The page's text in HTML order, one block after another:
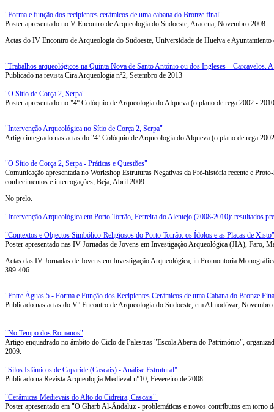
"Forma e função dos recipientes cerâmicos de uma cabana do Bronze final"
Poster apresentado no V Encontro de Arqueologia do Sudoeste, Aracena, Novembro 2008.
Actas do IV Encontro de Arqueologia do Sudoeste, Universidade de Huelva e
"Trabalhos arqueológicos na Quinta Nova de Santo António ou dos Ingleses – Carcavelos.
Publicado na revista Cira Arqueologia nº2, Setembro de 2013
"O Sítio de Corça 2, Serpa"
Poster apresentado no "4º Colóquio de Arqueologia do Alqueva (o plano de rega 2002 -
"Intervenção Arqueológica no Sítio de Corça 2, Serpa"
Artigo integrado nas actas do "4º Colóquio de Arqueologia do Alqueva (o plano de rega
"O Sítio de Corça 2, Serpa - Práticas e Questões"
Comunicação apresentada no Workshop Estruturas Negativas da Pré-história recente e
conhecimentos e interrogações, Beja, Abril 2009.
No prelo.
"Intervenção Arqueológica em Porto Torrão, Ferreira do Alentejo (2008-2010): resultados
"Contextos e Objectos Simbólico-Religiosos do Porto Torrão: os Ídolos e as Placas de Xisto"
Poster apresentado nas IV Jornadas de Jovens em Investigação Arqueológica (JIA), Faro,
Actas das IV Jornadas de Jovens em Investigação Arqueológica, in Promontoria
399-406.
"Entre Águas 5 - Forma e Função dos Recipientes Cerâmicos de uma Cabana do Bronze
Publicado nas actas do Vº Encontro de Arqueologia do Sudoeste, em Almodôvar,
"No Tempo dos Romanos"
Artigo enquadrado no âmbito do Ciclo de Palestras "Escola Aberta do Património",
2009.
"Silos Islâmicos de Caparide (Cascais) - Análise Estrutural"
Publicado na Revista Arqueologia Medieval nº10, Fevereiro de 2008.
"Cerâmicas Medievais do Alto do Cidreira, Cascais"
Poster apresentado em "O Gharb Al-Ândaluz - problemáticas e novos contributos em torno